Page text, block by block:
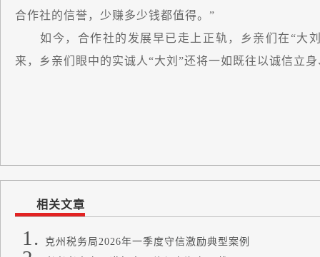
合作社的信誉，少赚多少钱都值得。”
如今，合作社的发展早已走上正轨，乡亲们在“大
来，乡亲们眼中的实诚人“大刘”还将一如既往以诚信立
相关文章
克州税务局2026年一季度守信激励典型案例